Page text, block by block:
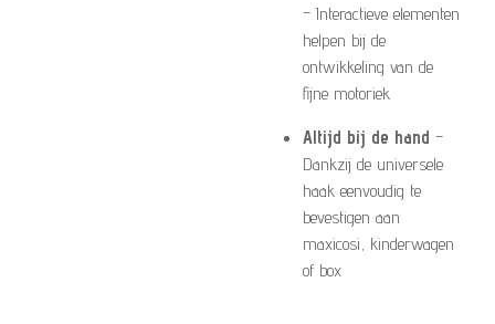
– Interactieve elementen
helpen bij de
ontwikkeling van de
fijne motoriek
Altijd bij de hand –
Dankzij de universele
haak eenvoudig te
bevestigen aan
maxicosi, kinderwagen
of box